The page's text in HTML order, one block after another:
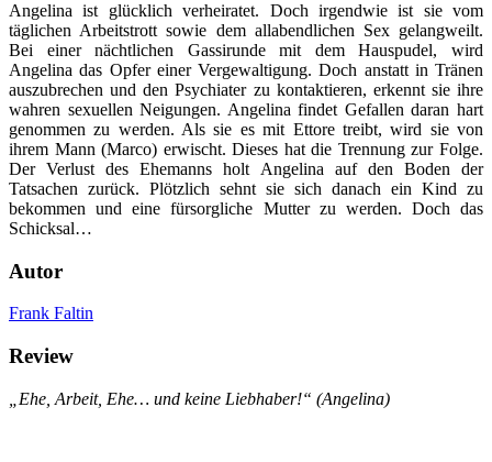
Angelina ist glücklich verheiratet. Doch irgendwie ist sie vom
täglichen Arbeitstrott sowie dem allabendlichen Sex gelangweilt.
Bei einer nächtlichen Gassirunde mit dem Hauspudel, wird
Angelina das Opfer einer Vergewaltigung. Doch anstatt in Tränen
auszubrechen und den Psychiater zu kontaktieren, erkennt sie ihre
wahren sexuellen Neigungen. Angelina findet Gefallen daran hart
genommen zu werden. Als sie es mit Ettore treibt, wird sie von
ihrem Mann (Marco) erwischt. Dieses hat die Trennung zur Folge.
Der Verlust des Ehemanns holt Angelina auf den Boden der
Tatsachen zurück. Plötzlich sehnt sie sich danach ein Kind zu
bekommen und eine fürsorgliche Mutter zu werden. Doch das
Schicksal…
Autor
Frank Faltin
Review
„Ehe, Arbeit, Ehe… und keine Liebhaber!“ (Angelina)